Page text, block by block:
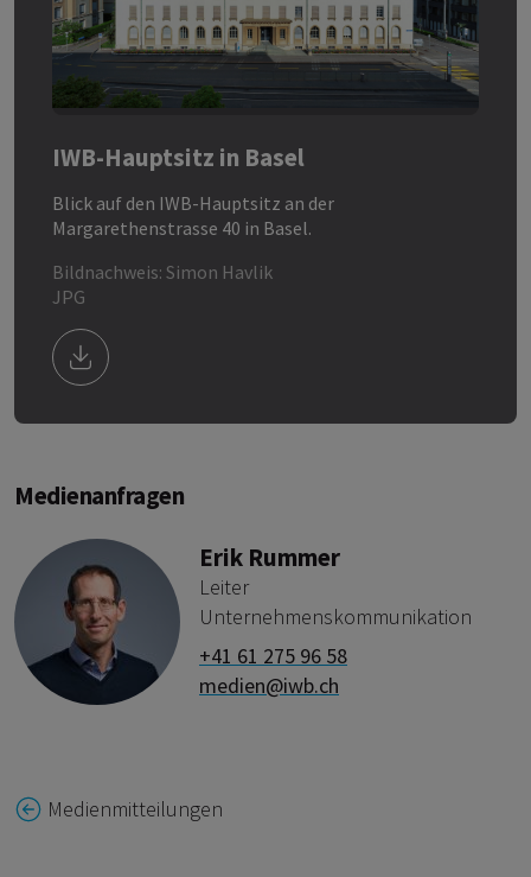
IWB-Hauptsitz in Basel
Blick auf den IWB-Hauptsitz an der
Margarethenstrasse 40 in Basel.
Bildnachweis: Simon Havlik
JPG
Download Bild/Datei iwb_hauptsitz_front
Medienanfragen
Erik Rummer
Leiter
Unternehmenskommunikation
+41 61 275 96 58
medien@iwb.ch
Medienmitteilungen